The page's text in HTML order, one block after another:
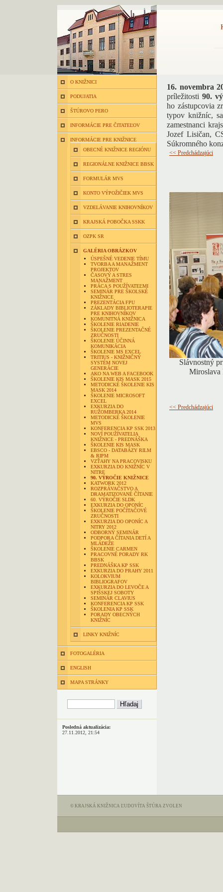
O KNIŽNICI
PODUJATIA
ŠTÚROVO PERO
INFORMÁCIE PRE ČITATEĽOV
INFORMÁCIE PRE KNIŽNICE
OBECNÉ KNIŽNICE REGIÓNU
REGIONÁLNE KNIŽNICE BBSK
FORMULÁR MVS
KONTO VÝPOŽIČIEK MVS
VZDELÁVANIE KNIHOVNÍKOV
KRAJSKÁ POBOČKA SSKK
OZPK SR
GALÉRIA OBRÁZKOV
ÚSPEŠNÉ VEDENIE TÍMU
TVORBA A MANAŽMENT
PROJEKTOV
ČASOVÝ A STRES
MANAŽMENT
PRÁCA S POUŽÍVATEĽMI
SEMINÁR PRE ŠKOLSKÉ
KNIŽNICE
PREZENTÁCIA FPU
ZÁKLADY BIBLIOTERAPIE
PRE KNIHOVNÍKOV
KOMUNITNÁ KNIŽNICA
ŠKOLENIE RIADENIE
ŠKOLENIE PREZENTAČNÉ
ZRUČNOSTI
ŠKOLENIE ÚČINNÁ
KOMUNIKÁCIA
ŠKOLENIE MS EXCEL
TRITIUS - KNIŽNIČNÝ
SYSTÉM NOVEJ
GENERÁCIE
AKO NA WEB A FACEBOOK
ŠKOLENIE KIS MASK 2015
METODICKÉ ŠKOLENIE KIS
MASK 2014
ŠKOLENIE MICROSOFT
EXCEL
EXKURZIA DO
RUŽOMBERKA 2014
METODICKÉ ŠKOLENIE
MVS
KONFERENCIA KP SSK 2013
NOVÍ POUŽÍVATELIA
KNIŽNICE - PREDNÁŠKA
ŠKOLENIE KIS MASK
EBSCO - DATABÁZY RILM
& RIPM
VZŤAHY NA PRACOVISKU
EXKURZIA DO KNIŽNÍC V
NITRE
90. VÝROČIE KNIŽNICE
KATWORK 2012
ROZPRÁVAČSTVO A
DRAMATIZOVANÉ ČÍTANIE
60. VÝROČIE SLDK
EXKURZIA DO OPONÍC
ŠKOLENIE POČÍTAČOVÉ
ZRUČNOSTI
EXKURZIA DO OPONÍC A
NITRY 2012
ODBORNÝ SEMINÁR
PODPORA ČÍTANIA DETÍ A
MLÁDEŽE
ŠKOLENIE CARMEN
PRACOVNÉ PORADY RK
BBSK
PREDNÁŠKA KP SSK
EXKURZIA DO PRAHY 2011
KOLOKVIUM
BIBLIOGRAFOV
EXKURZIA DO LEVOČE A
SPIŠSKEJ SOBOTY
SEMINÁR CLAVIUS
KONFERENCIA KP SSK
ŠKOLENIA KP SSK
PORADY OBECNÝCH
KNIŽNÍC
LINKY KNIŽNÍC
FOTOGALÉRIA
ENGLISH
MAPA STRÁNKY
Posledná aktualizácia:
27.11.2012, 21:54
16. novembra
príležitosti90.
ho zástupcovia
typov knižníc,
zamestnanci
Jozef Lisičan,
Súkromného
<< Predchádzajúci
Slávnostný
Miroslava
<< Predchádzajúci
© KRAJSKÁ KNIŽNICA ĽUDOVÍTA ŠTÚRA ZVOLEN